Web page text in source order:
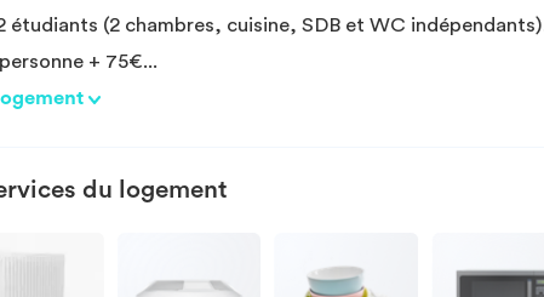
étudiants (2 chambres, cuisine, SDB et WC
+ 75€...
du logement